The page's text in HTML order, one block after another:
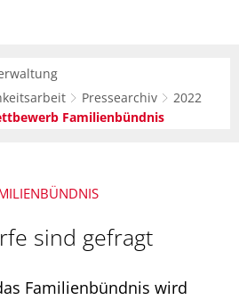
Pressearchiv
2022
Familienbündnis
sind gefragt
Familienbündnis wird